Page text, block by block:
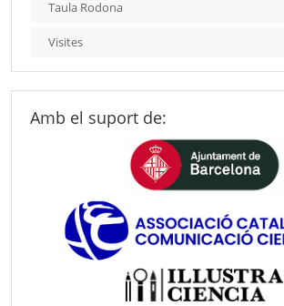
Taula Rodona
Visites
Amb el suport de: